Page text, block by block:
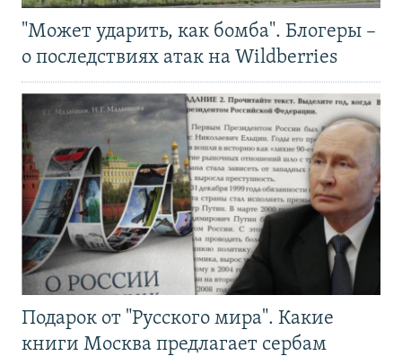
"Может ударить, как бомба". Блогеры –
о последствиях атак на Wildberries
Подарок от "Русского мира". Какие
книги Москва предлагает сербам